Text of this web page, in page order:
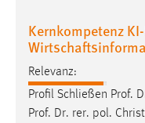
Kernkompetenz
Relevanz:
Profil Schließen Prof.
Prof. Dr. rer. pol.